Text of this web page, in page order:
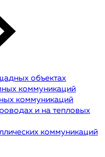
объектах
коммуникаций
коммуникаций
и на тепловых
коммуникаций